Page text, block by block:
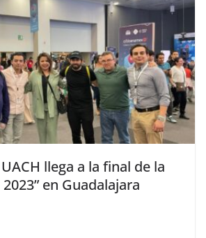
llega a la final de la
en Guadalajara